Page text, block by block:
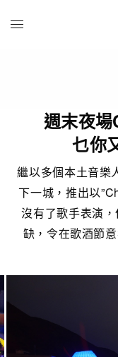
週末夜
乜你
繼以多個本土音樂
下一城，推出以
沒有了歌手表演
缺，令在歌酒節